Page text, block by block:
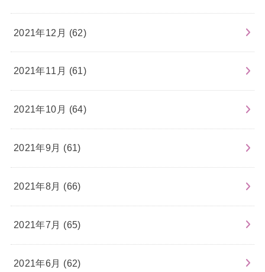
2021年12月 (62)
2021年11月 (61)
2021年10月 (64)
2021年9月 (61)
2021年8月 (66)
2021年7月 (65)
2021年6月 (62)